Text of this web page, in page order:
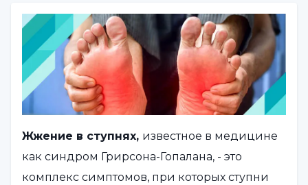
Жжение в ступнях, известное в медицине
как синдром Грирсона-Гопалана, - это
комплекс симптомов, при которых ступни